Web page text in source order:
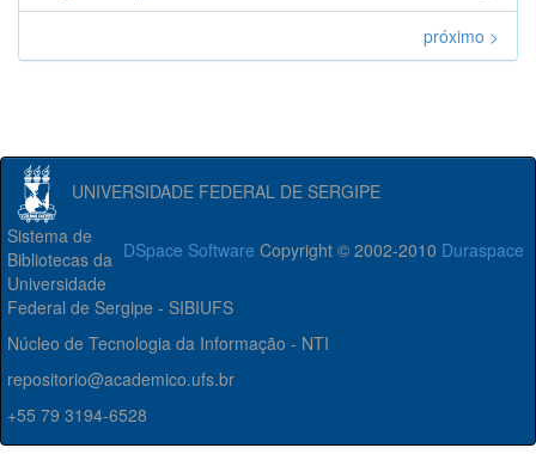
próximo >
UNIVERSIDADE FEDERAL DE SERGIPE
DSpace Software Copyright © 2002-2010 Duraspace
Sistema de
Bibliotecas da
Universidade
Federal de Sergipe - SIBIUFS
Núcleo de Tecnologia da Informação - NTI
repositorio@academico.ufs.br
+55 79 3194-6528